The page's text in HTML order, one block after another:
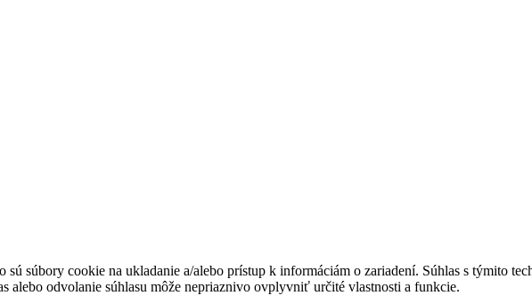
súbory cookie na ukladanie a/alebo prístup k informáciám o zariadení. Súhlas s týmito
alebo odvolanie súhlasu môže nepriaznivo ovplyvniť určité vlastnosti a funkcie.